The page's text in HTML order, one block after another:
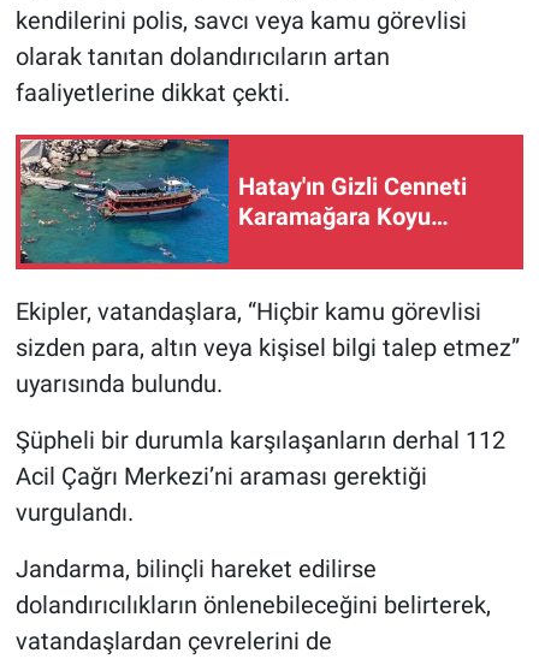
kendilerini polis, savcı veya kamu görevlisi
olarak tanıtan dolandırıcıların artan
faaliyetlerine dikkat çekti.
Hatay'ın Gizli Cenneti
Karamağara Koyu…
Ekipler, vatandaşlara, “Hiçbir kamu görevlisi
sizden para, altın veya kişisel bilgi talep etmez”
uyarısında bulundu.
Şüpheli bir durumla karşılaşanların derhal 112
Acil Çağrı Merkezi’ni araması gerektiği
vurgulandı.
Jandarma, bilinçli hareket edilirse
dolandırıcılıkların önlenebileceğini belirterek,
vatandaşlardan çevrelerini de